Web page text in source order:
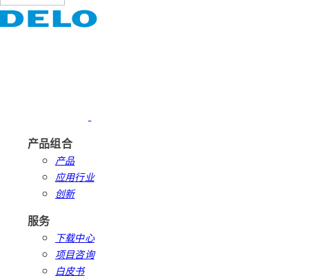
产品组合
产品
应用行业
创新
服务
下载中心
项目咨询
白皮书